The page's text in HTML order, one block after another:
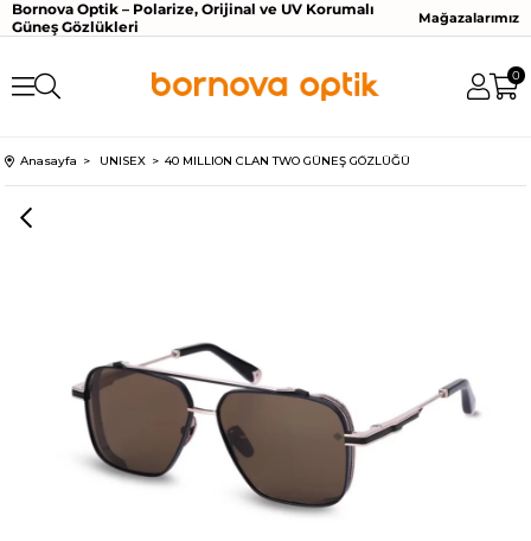
Bornova Optik – Polarize, Orijinal ve UV Korumalı
Güneş Gözlükleri
Mağazalarımız
0
Anasayfa UNISEX 40 MILLION CLAN TWO GÜNEŞ GÖZLÜĞÜ